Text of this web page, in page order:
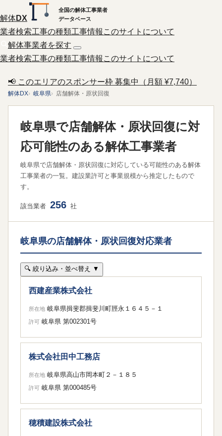
解体DX
全国の解体工事業者
データベース
業者検索工事の種類工事情報 このサイトについて
解体事業者を探す
業者検索工事の種類工事情報 このサイトについて
📢 このエリアのスポンサー枠 募集中（月額 ¥7,740）
解体DX 岐阜県 店舗解体・原状回復
岐阜県で店舗解体・原状回復に対
応可能性のある解体工事業者
岐阜県で店舗解体・原状回復に対応している可能性のある解体
工事業者の一覧。建設業許可と事業規模から推定したもので
す。
該当業者 256 社
岐阜県の店舗解体・原状回復対応業者
🔍 絞り込み・並べ替え ▼
西建産業株式会社
所在地 岐阜県揖斐郡揖斐川町脛永１６４５－１
許可 岐阜県 第002301号
株式会社田中工務店
所在地 岐阜県高山市岡本町２－１８５
許可 岐阜県 第000485号
穂積建設株式会社